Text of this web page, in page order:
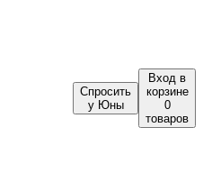
Спросить
у Юны
Вход в
корзине
0
товаров